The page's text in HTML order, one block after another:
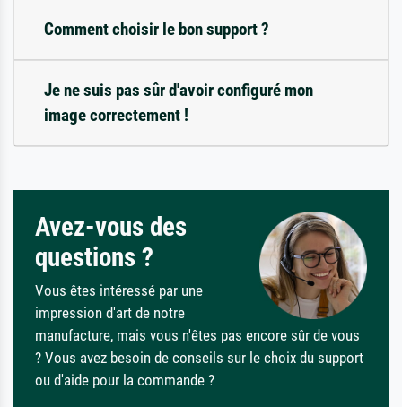
Comment choisir le bon support ?
Je ne suis pas sûr d'avoir configuré mon
image correctement !
Avez-vous des
questions ?
Vous êtes intéressé par une
impression d'art de notre
manufacture, mais vous n'êtes pas encore sûr de vous
? Vous avez besoin de conseils sur le choix du support
ou d'aide pour la commande ?